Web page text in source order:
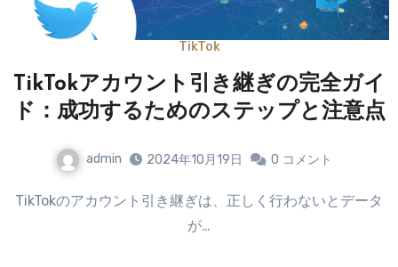
TikTok
TikTokアカウント引き継ぎの完全ガイ
ド：成功するためのステップと注意点
admin 2024年10月19日 0 コメント
TikTokのアカウント引き継ぎは、正しく行わないとデータ
が…